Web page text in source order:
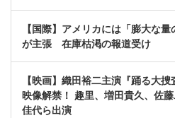
【国際】アメリカには「膨大な
が主張 在庫枯渇の報道受け
【映画】織田裕二主演『踊る大
映像解禁！ 趣里、増田貴久、佐
佳代ら出演